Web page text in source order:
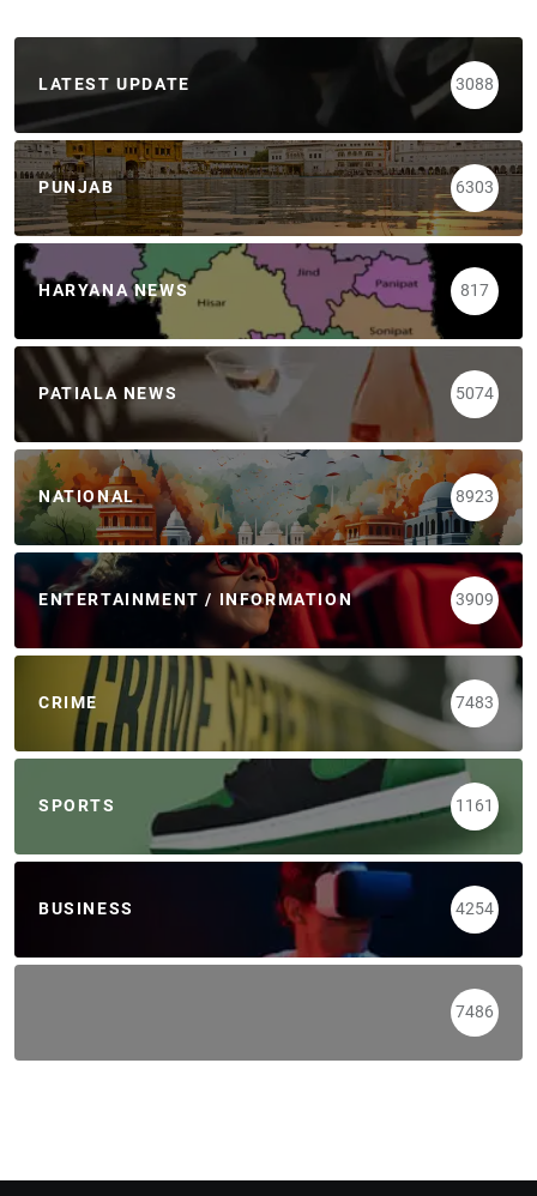
LATEST UPDATE 3088
PUNJAB 6303
HARYANA NEWS 817
PATIALA NEWS 5074
NATIONAL 8923
ENTERTAINMENT / INFORMATION 3909
CRIME 7483
SPORTS 1161
BUSINESS 4254
7486